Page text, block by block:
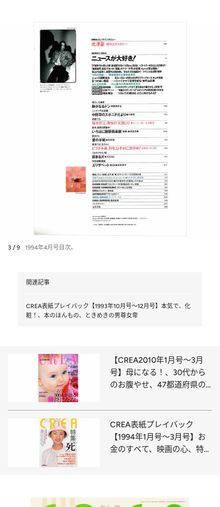
3 / 9 1994年4月号目次。
関連記事
CREA表紙プレイバック【1993年10月号～12月号】本気で、化
粧！、本のほんもの、ときめきの男尊女卑
【CREA2010年1月号～3月
号】母になる！、30代から
のお腹やせ、47都道府県の
CREA表紙プレイバック
【1994年1月号～3月号】お
金のすべて、映画の心、特集